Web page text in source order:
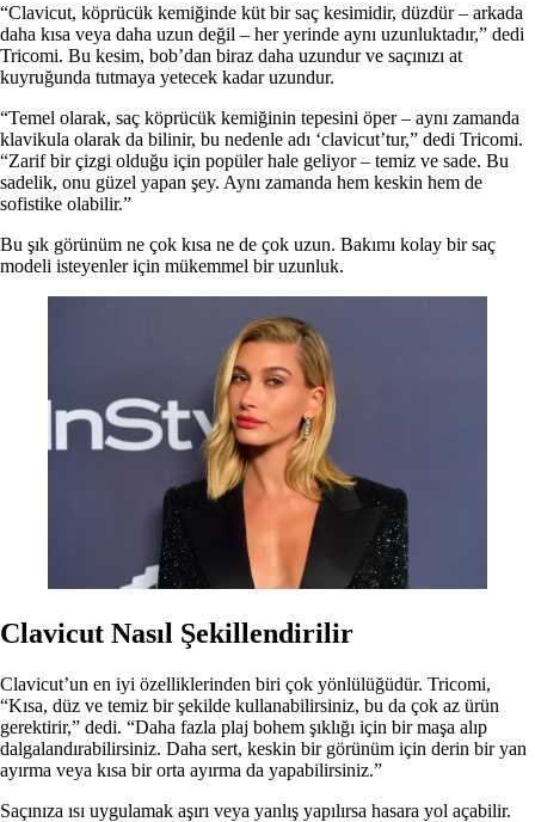
“Clavicut, köprücük kemiğinde küt bir saç kesimidir, düzdür – arkada
daha kısa veya daha uzun değil – her yerinde aynı uzunluktadır,” dedi
Tricomi. Bu kesim, bob’dan biraz daha uzundur ve saçınızı at
kuyruğunda tutmaya yetecek kadar uzundur.
“Temel olarak, saç köprücük kemiğinin tepesini öper – aynı zamanda
klavikula olarak da bilinir, bu nedenle adı ‘clavicut’tur,” dedi Tricomi.
“Zarif bir çizgi olduğu için popüler hale geliyor – temiz ve sade. Bu
sadelik, onu güzel yapan şey. Aynı zamanda hem keskin hem de
sofistike olabilir.”
Bu şık görünüm ne çok kısa ne de çok uzun. Bakımı kolay bir saç
modeli isteyenler için mükemmel bir uzunluk.
Clavicut Nasıl Şekillendirilir
Clavicut’un en iyi özelliklerinden biri çok yönlülüğüdür. Tricomi,
“Kısa, düz ve temiz bir şekilde kullanabilirsiniz, bu da çok az ürün
gerektirir,” dedi. “Daha fazla plaj bohem şıklığı için bir maşa alıp
dalgalandırabilirsiniz. Daha sert, keskin bir görünüm için derin bir yan
ayırma veya kısa bir orta ayırma da yapabilirsiniz.”
Saçınıza ısı uygulamak aşırı veya yanlış yapılırsa hasara yol açabilir.